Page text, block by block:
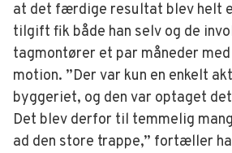
at det færdige resultat blev helt
tilgift fik både han selv og de
tagmontører et par måneder
motion. ”Der var kun en enkelt
byggeriet, og den var optaget
Det blev derfor til temmelig
ad den store trappe,” fortæller